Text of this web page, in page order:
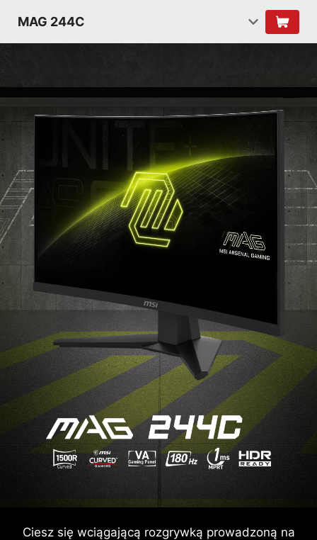
MAG 244C
Ciesz się wciągającą rozgrywką prowadzoną na